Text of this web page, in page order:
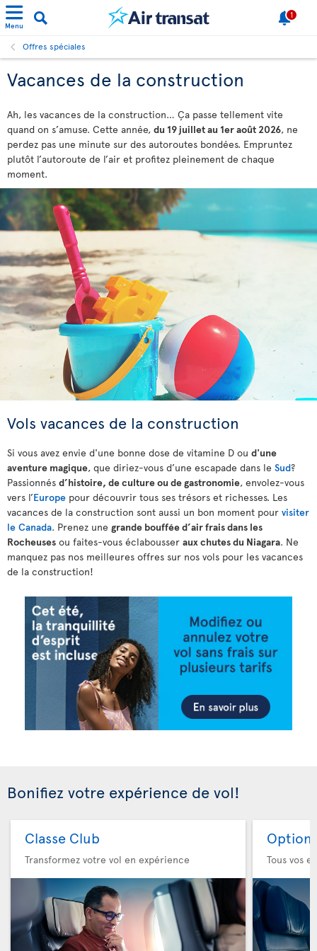
Menu
1
Offres spéciales
Vacances de la construction
Ah, les vacances de la construction… Ça passe tellement vite
quand on s’amuse. Cette année, du 19 juillet au 1er août 2026, ne
perdez pas une minute sur des autoroutes bondées. Empruntez
plutôt l’autoroute de l’air et profitez pleinement de chaque
moment.
Vols vacances de la construction
Si vous avez envie d'une bonne dose de vitamine D ou d'une
aventure magique, que diriez-vous d’une escapade dans le Sud?
Passionnés d’histoire, de culture ou de gastronomie, envolez-vous
vers l’Europe pour découvrir tous ses trésors et richesses. Les
vacances de la construction sont aussi un bon moment pour visiter
le Canada. Prenez une grande bouffée d’air frais dans les
Rocheuses ou faites-vous éclabousser aux chutes du Niagara. Ne
manquez pas nos meilleures offres sur nos vols pour les vacances
de la construction!
Bonifiez votre expérience de vol!
Classe Club
Transformez votre vol en expérience
Option
Tous vos